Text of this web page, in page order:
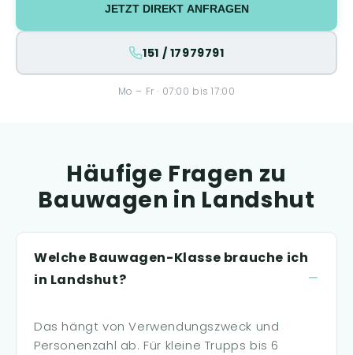
JETZT DIREKT ANFRAGEN
151 / 17979791
Mo – Fr · 07:00 bis 17:00
Häufige Fragen zu
Bauwagen in Landshut
Welche Bauwagen-Klasse brauche ich
in Landshut?
Das hängt von Verwendungszweck und
Personenzahl ab. Für kleine Trupps bis 6